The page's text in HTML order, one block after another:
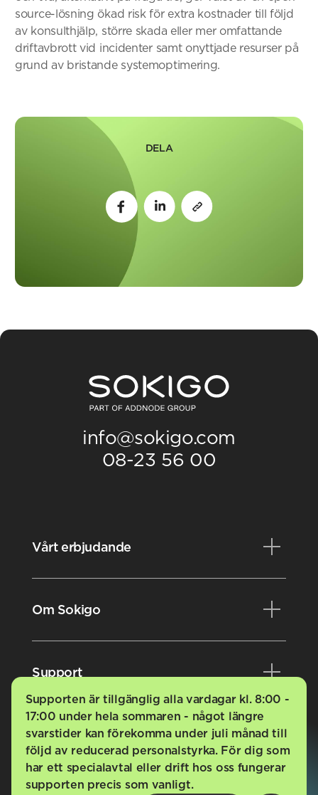
Supporten är tillgänglig alla vardagar kl. 8:00 -
17:00 under hela sommaren - något längre
svarstider kan förekomma under juli månad till
följd av reducerad personalstyrka. För dig som
har ett specialavtal eller drift hos oss fungerar
supporten precis som vanligt.
source-lösning ökad risk för extra kostnader till följd
av konsulthjälp, större skada eller mer omfattande
driftavbrott vid incidenter samt onyttjade resurser på
grund av bristande systemoptimering.
DELA
info@sokigo.com
08-23 56 00
Vårt erbjudande
Videobibliotek
Om Sokigo
Karriär
Nyhetsbrev
Support
Kundportalen
FAQ
Driftsmeddelanden
Tillbaka till toppen